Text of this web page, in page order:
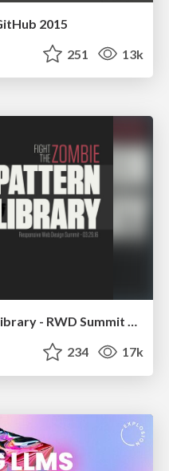
2015
251 13k
Fight the Zombie Pattern Library - RWD Summit 2016
234 17k